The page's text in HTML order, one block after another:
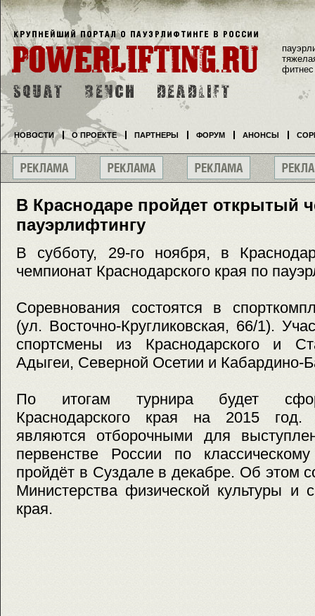
В Краснодаре пройдет открытый
пауэрлифтингу
В субботу, 29-го ноября, в
чемпионат Краснодарского края по
Соревнования состоятся в
(ул. Восточно-Кругликовская, 66/1).
спортсмены из Краснодарского и
Адыгеи, Северной Осетии и Кабардино-
По итогам турнира будет
Краснодарского края на 2015 год.
являются отборочными для
первенстве России по
пройдёт в Суздале в декабре. Об этом
Министерства физической культуры и
края.
фитнес
НОВОСТИ О ПРОЕКТЕ ПАРТНЕРЫ ФОРУМ АНОНСЫ